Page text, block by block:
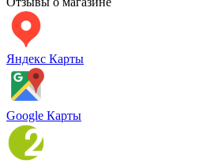
Яндекс Карты
Google Карты